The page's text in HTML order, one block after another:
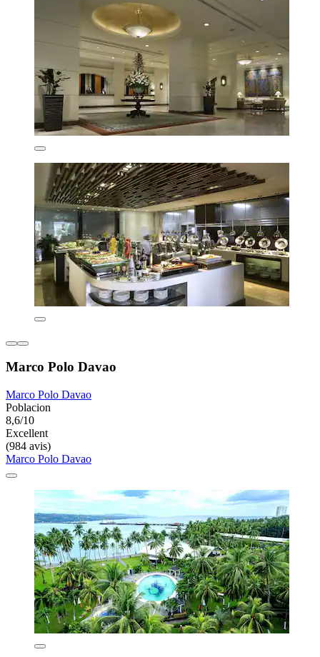
Marco Polo Davao
Marco Polo Davao
Poblacion
8,6/10
Excellent
(984 avis)
Marco Polo Davao